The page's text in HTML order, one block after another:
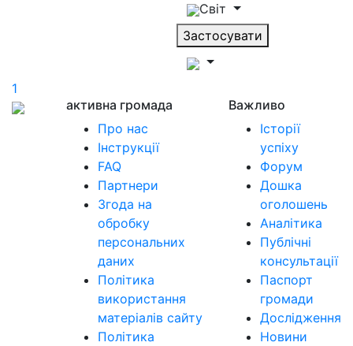
Світ
Застосувати
1
активна громада
Про нас
Інструкції
FAQ
Партнери
Згода на
обробку
персональних
даних
Політика
використання
матеріалів сайту
Політика
Важливо
Історії
успіху
Форум
Дошка
оголошень
Аналітика
Публічні
консультації
Паспорт
громади
Дослідження
Новини